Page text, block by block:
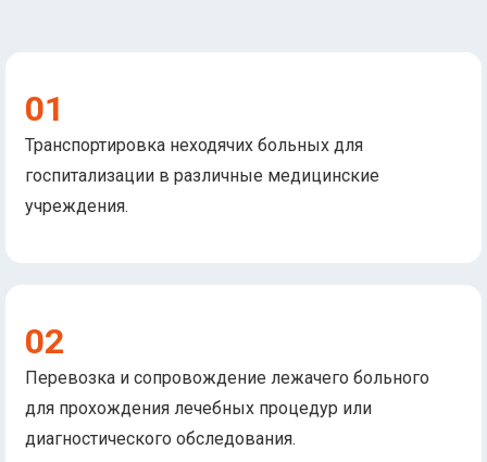
01
Транспортировка неходячих больных для
госпитализации в различные медицинские
учреждения.
02
Перевозка и сопровождение лежачего больного
для прохождения лечебных процедур или
диагностического обследования.